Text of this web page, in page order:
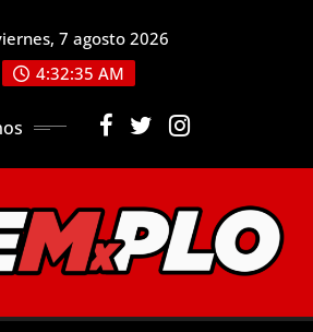
7 agosto 2026
4:32:36 AM